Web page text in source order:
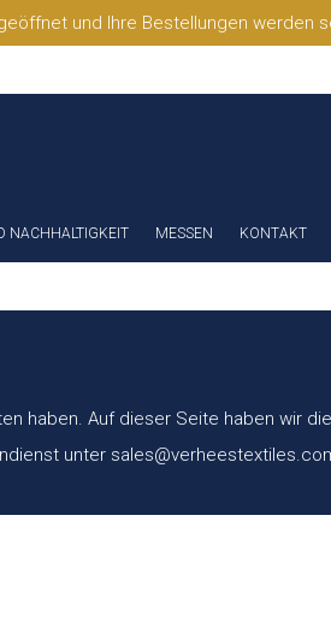
und Ihre Bestellungen werden
NACHHALTIGKEIT MESSEN KONTAKT
haben. Auf dieser Seite haben wir
unter